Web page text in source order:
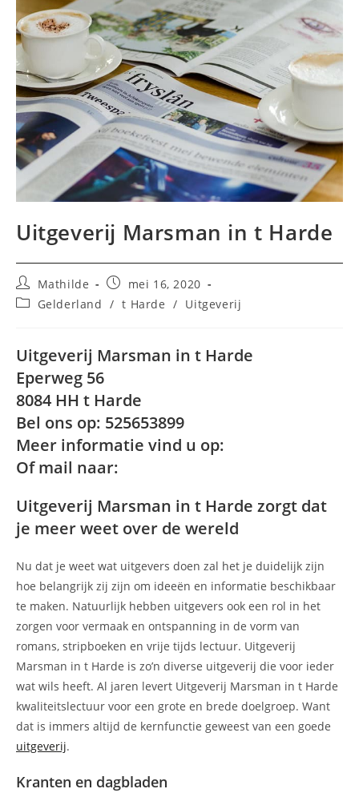
Uitgeverij Marsman in t Harde
Bericht
auteur:
Mathilde
Bericht
gepubliceerd
op:
mei 16, 2020
Berichtcategorie:
Gelderland / t Harde / Uitgeverij
Uitgeverij Marsman in t Harde
Eperweg 56
8084 HH t Harde
Bel ons op: 525653899
Meer informatie vind u op:
Of mail naar:
Uitgeverij Marsman in t Harde zorgt dat
je meer weet over de wereld
Nu dat je weet wat uitgevers doen zal het je duidelijk zijn
hoe belangrijk zij zijn om ideeën en informatie beschikbaar
te maken. Natuurlijk hebben uitgevers ook een rol in het
zorgen voor vermaak en ontspanning in de vorm van
romans, stripboeken en vrije tijds lectuur. Uitgeverij
Marsman in t Harde is zo’n diverse uitgeverij die voor ieder
wat wils heeft. Al jaren levert Uitgeverij Marsman in t Harde
kwaliteitslectuur voor een grote en brede doelgroep. Want
dat is immers altijd de kernfunctie geweest van een goede
uitgeverij.
Kranten en dagbladen